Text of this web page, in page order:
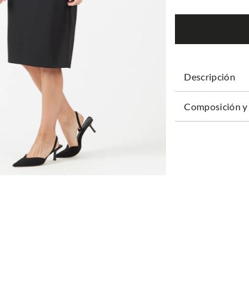
Descripción
Composición